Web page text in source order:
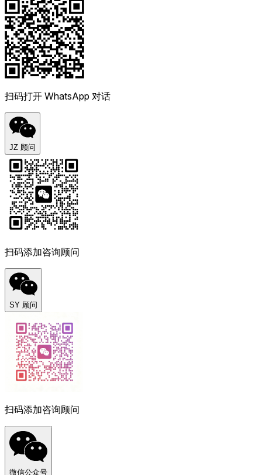
扫码打开 WhatsApp 对话
JZ 顾问
扫码添加咨询顾问
SY 顾问
扫码添加咨询顾问
微信公众号